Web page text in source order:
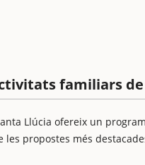
familiars de
Llúcia ofereix un
les propostes més